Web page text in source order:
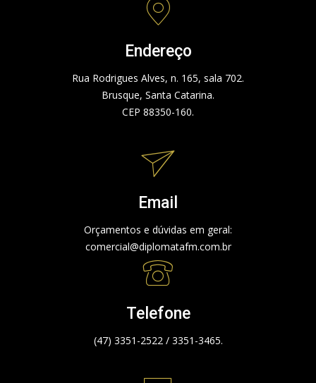
Endereço
Rua Rodrigues Alves, n. 165, sala 702.
Brusque, Santa Catarina.
CEP 88350-160.
Email
Orçamentos e dúvidas em geral:
comercial@diplomatafm.com.br
Telefone
(47) 3351-2522 / 3351-3465.